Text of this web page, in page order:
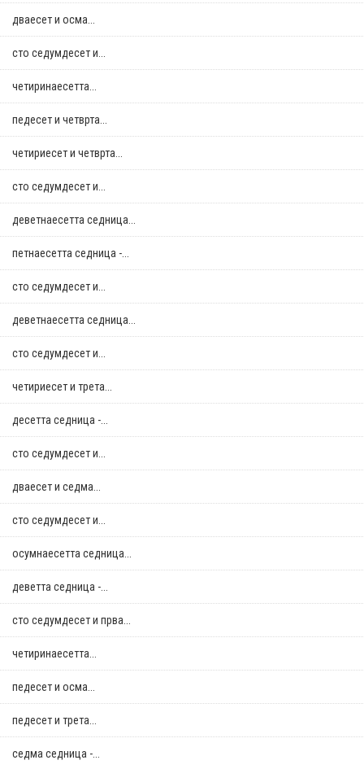
дваесет и осма...
сто седумдесет и...
четиринаесетта...
педесет и четврта...
четириесет и четврта...
сто седумдесет и...
деветнаесетта седница...
петнаесетта седница -...
сто седумдесет и...
деветнаесетта седница...
сто седумдесет и...
четириесет и трета...
десетта седница -...
сто седумдесет и...
дваесет и седма...
сто седумдесет и...
осумнaесетта седница...
деветта седница -...
сто седумдесет и прва...
четиринаесетта...
педесет и осма...
педесет и трета...
седма седница -...